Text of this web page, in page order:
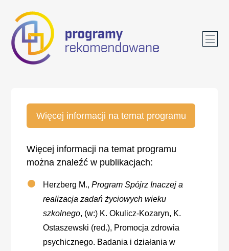
Więcej informacji na temat programu
Więcej informacji na temat programu
można znaleźć w publikacjach:
Herzberg M.,Program Spójrz Inaczej a
realizacja zadań życiowych wieku
szkolnego, (w:) K. Okulicz-Kozaryn, K.
Ostaszewski (red.), Promocja zdrowia
psychicznego. Badania i działania w